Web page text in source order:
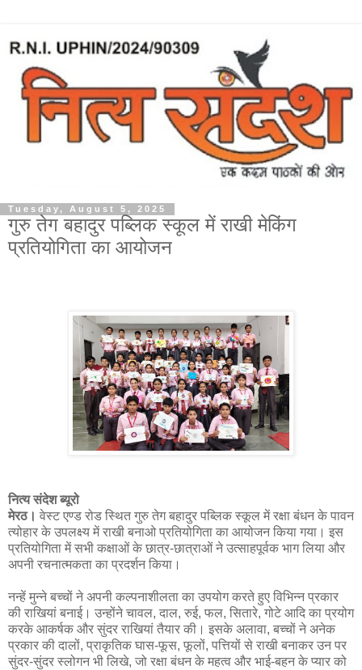
Tuesday, August 5, 2025
गुरु तेग बहादुर पब्लिक स्कूल में राखी मेकिंग
प्रतियोगिता का आयोजन
नित्य संदेश ब्यूरो
मेरठ। वेस्ट एण्ड रोड स्थित गुरु तेग बहादुर पब्लिक स्कूल में रक्षा बंधन के पावन
त्योहार के उपलक्ष्य में राखी बनाओ प्रतियोगिता का आयोजन किया गया। इस
प्रतियोगिता में सभी कक्षाओं के छात्र-छात्राओं ने उत्साहपूर्वक भाग लिया और
अपनी रचनात्मकता का प्रदर्शन किया।
नन्हें मुन्ने बच्चों ने अपनी कल्पनाशीलता का उपयोग करते हुए विभिन्न प्रकार
की राखियां बनाई। उन्होंने चावल, दाल, रुई, फल, सितारे, गोटे आदि का प्रयोग
करके आकर्षक और सुंदर राखियां तैयार की। इसके अलावा, बच्चों ने अनेक
प्रकार की दालों, प्राकृतिक घास-फूस, फूलों, पत्तियों से राखी बनाकर उन पर
सुंदर-सुंदर स्लोगन भी लिखे, जो रक्षा बंधन के महत्व और भाई-बहन के प्यार को